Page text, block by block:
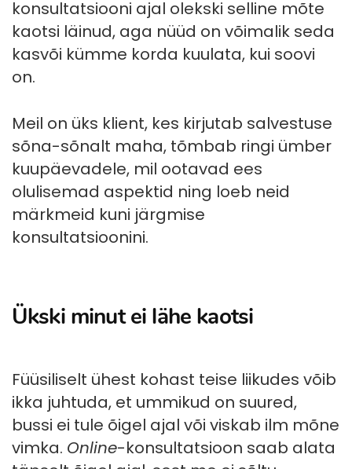
konsultatsiooni ajal olekski selline mõte
kaotsi läinud, aga nüüd on võimalik seda
kasvõi kümme korda kuulata, kui soovi
on.
Meil on üks klient, kes kirjutab salvestuse
sõna-sõnalt maha, tõmbab ringi ümber
kuupäevadele, mil ootavad ees
olulisemad aspektid ning loeb neid
märkmeid kuni järgmise
konsultatsioonini.
Ükski minut ei lähe kaotsi
Füüsiliselt ühest kohast teise liikudes võib
ikka juhtuda, et ummikud on suured,
bussi ei tule õigel ajal või viskab ilm mõne
vimka. Online-konsultatsioon saab alata